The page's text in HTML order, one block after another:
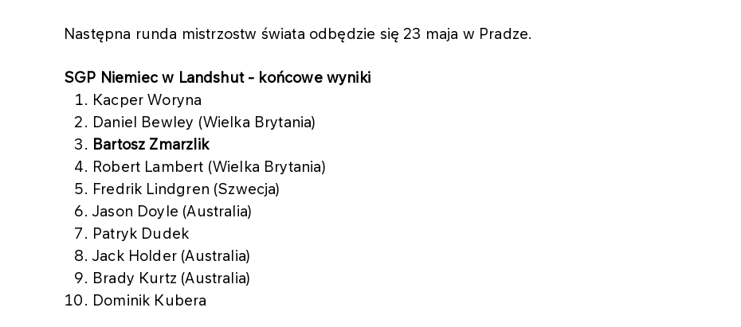
Następna runda mistrzostw świata odbędzie się 23 maja w Pradze.
SGP Niemiec w Landshut - końcowe wyniki
Kacper Woryna
Daniel Bewley (Wielka Brytania)
Bartosz Zmarzlik
Robert Lambert (Wielka Brytania)
Fredrik Lindgren (Szwecja)
Jason Doyle (Australia)
Patryk Dudek
Jack Holder (Australia)
Brady Kurtz (Australia)
Dominik Kubera